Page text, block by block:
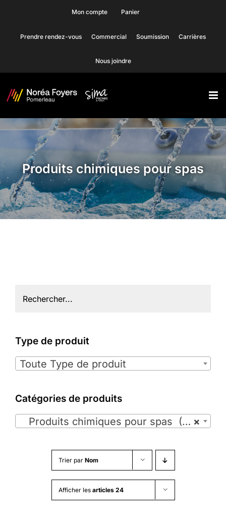
content
Mon compte Panier
Prendre rendez-vous Commercial Soumission Carrières
Nous joindre
Produits chimiques pour spas
Trier par Nom
Afficher les articles 24
Type de produit
Toute Type de produit
Catégories de produits
×
Produits chimiques pour spas (35)